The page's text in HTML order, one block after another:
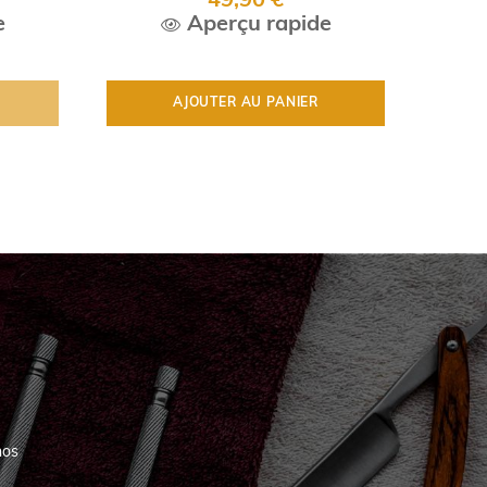
Aperçu rapide
AJOUTER AU PANIER